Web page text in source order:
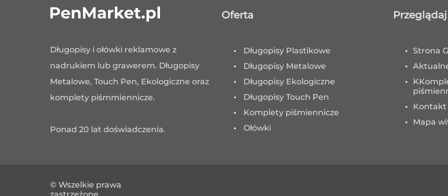
Długopisy i ołówki reklamowe z
nadrukiem lub grawerem. Długopisy
Metalowe, Touch Pen, Ekologiczne oraz
komplety piśmmiennicze.
Ponad 20 lat doświadczenia.
Oferta
Długopisy Plastikowe
Długopisy Metalowe
Długopisy Ekologiczne
Długopisy Touch Pen
Komplety piśmiennicze
Ołówki
Przeglądaj
Strona
Kontakt
Mapa
© Wszelkie prawa